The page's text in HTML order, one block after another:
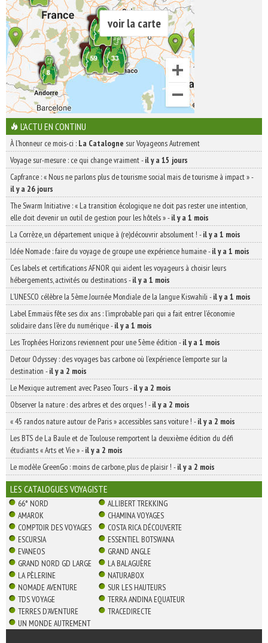
voir la carte
L'ACTU EN CONTINU
À l'honneur ce mois-ci : La Catalogne sur Voyageons Autrement
Voyage sur-mesure : ce qui change vraiment-il y a 15 jours
Capfrance : « Nous ne parlons plus de tourisme social mais de tourisme à impact »-
il y a 26 jours
The Swarm Initiative : « La transition écologique ne doit pas rester une intention,
elle doit devenir un outil de gestion pour les hôtels »-il y a 1 mois
La Corrèze, un département unique à (re)découvrir absolument ! -il y a 1 mois
Idée Nomade : faire du voyage de groupe une expérience humaine-il y a 1 mois
Ces labels et certifications AFNOR qui aident les voyageurs à choisir leurs
hébergements, activités ou destinations-il y a 1 mois
L’UNESCO célèbre la 5ème Journée Mondiale de la langue Kiswahili -il y a 1 mois
Label Emmaüs fête ses dix ans : l’improbable pari qui a fait entrer l’économie
solidaire dans l’ère du numérique-il y a 1 mois
Les Trophées Horizons reviennent pour une 5ème édition -il y a 1 mois
Detour Odyssey : des voyages bas carbone où l’expérience l’emporte sur la
destination -il y a 2 mois
Le Mexique autrement avec Paseo Tours-il y a 2 mois
Observer la nature : des arbres et des orques ! -il y a 2 mois
« 45 randos nature autour de Paris » accessibles sans voiture ! -il y a 2 mois
Les BTS de La Baule et de Toulouse remportent la deuxième édition du défi
étudiants « Arts et Vie »-il y a 2 mois
Le modèle GreenGo : moins de carbone, plus de plaisir ! -il y a 2 mois
LES CATALOGUES VOYAGISTE
66° NORD
ALLIBERT TREKKING
AMAROK
CHAMINA VOYAGES
COMPTOIR DES VOYAGES
COSTA RICA DÉCOUVERTE
ESCURSIA
ESSENTIEL BOTSWANA
EVANEOS
GRAND ANGLE
GRAND NORD GD LARGE
LA BALAGUÈRE
LA PÈLERINE
NATURABOX
NOMADE AVENTURE
SUR LES HAUTEURS
TDS VOYAGE
TERRA ANDINA EQUATEUR
TERRES D'AVENTURE
TRACEDIRECTE
UN MONDE AUTREMENT